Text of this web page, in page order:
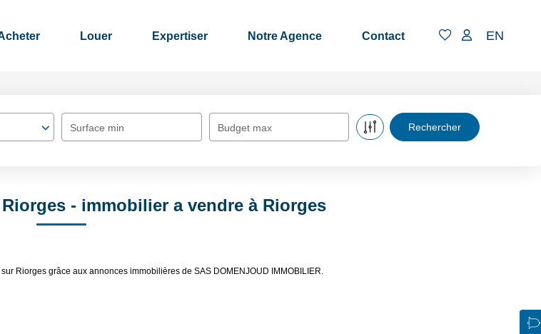
Louer Expertiser Notre Agence Contact EN
Surface min Budget max
- immobilier a vendre à Riorges
Riorges grâce aux annonces immobilières de SAS DOMENJOUD IMMOBILIER.